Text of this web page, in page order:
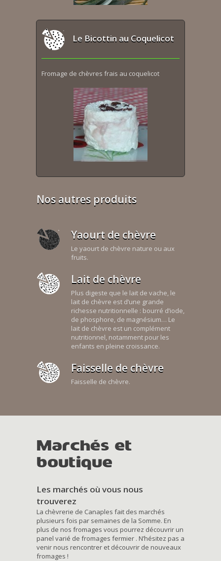
Le Bicottin au Coquelicot
Fromage de chèvres frais au coquelicot
Nos autres produits
Yaourt de chèvre
Le yaourt de chèvre nature ou aux
fruits.
Lait de chèvre
Plus digeste que le lait de vache, le
lait de chèvre est d’une grande
richesse nutritionnelle : bourré d’iode,
de phosphore, de magnésium… Le
lait de chèvre est un complément
nutritionnel, notamment pour les
enfants en pleine croissance.
Faisselle de chèvre
Faisselle de chèvre.
Marchés et
boutique
Les marchés où vous nous
trouverez
La chèvrerie de Canaples fait des marchés
plusieurs fois par semaines de la Somme. En
plus de nos fromages vous pourrez découvrir un
panel varié de fromages fermier . N’hésitez pas a
venir nous rencontrer et découvrir de nouveaux
fromages !